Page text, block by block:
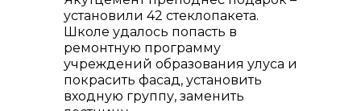
установили 42 стеклопакета.
Школе удалось попасть в
ремонтную программу
учреждений образования улуса и
покрасить фасад, установить
входную группу, заменить